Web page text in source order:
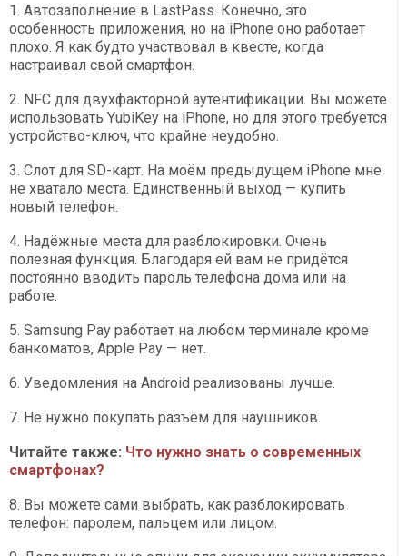
1. Автозаполнение в LastPass. Конечно, это
особенность приложения, но на iPhone оно работает
плохо. Я как будто участвовал в квесте, когда
настраивал свой смартфон.
2. NFC для двухфакторной аутентификации. Вы можете
использовать YubiKey на iPhone, но для этого требуется
устройство-ключ, что крайне неудобно.
3. Слот для SD-карт. На моём предыдущем iPhone мне
не хватало места. Единственный выход — купить
новый телефон.
4. Надёжные места для разблокировки. Очень
полезная функция. Благодаря ей вам не придётся
постоянно вводить пароль телефона дома или на
работе.
5. Samsung Pay работает на любом терминале кроме
банкоматов, Apple Pay — нет.
6. Уведомления на Android реализованы лучше.
7. Не нужно покупать разъём для наушников.
Читайте также: Что нужно знать о современных
смартфонах?
8. Вы можете сами выбрать, как разблокировать
телефон: паролем, пальцем или лицом.